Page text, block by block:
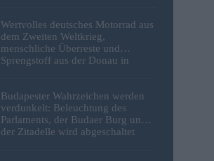
Wertvolles deutsches Motorrad aus
dem Zweiten Weltkrieg,
menschliche Überreste und
Sprengstoff aus der Donau in
Budapester Wahrzeichen werden
verdunkelt: Beleuchtung des
Parlaments, der Budaer Burg und
der Zitadelle wird abgeschaltet